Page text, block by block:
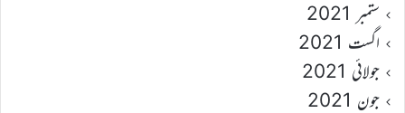
ستمبر 2021
اگست 2021
جولائی 2021
جون 2021